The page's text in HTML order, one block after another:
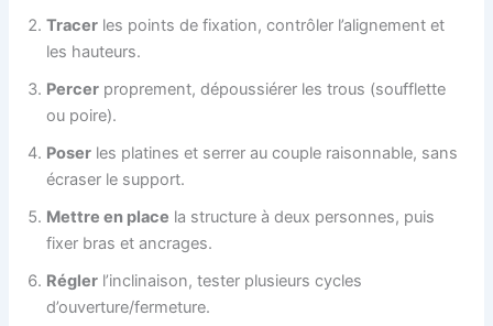
Tracer les points de fixation, contrôler l’alignement et
les hauteurs.
Percer proprement, dépoussiérer les trous (soufflette
ou poire).
Poser les platines et serrer au couple raisonnable, sans
écraser le support.
Mettre en place la structure à deux personnes, puis
fixer bras et ancrages.
Régler l’inclinaison, tester plusieurs cycles
d’ouverture/fermeture.